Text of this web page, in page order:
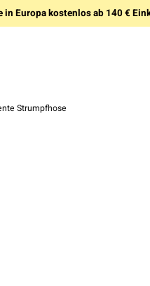
in Europa kostenlos ab 140 €
Strumpfhose